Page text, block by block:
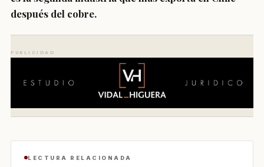
después del cobre.
PUBLICIDAD
LECTURA RELACIONADA